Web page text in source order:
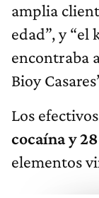
amplia
edad”, y “el
encontraba
Bioy
Los
cocaína y
elementos